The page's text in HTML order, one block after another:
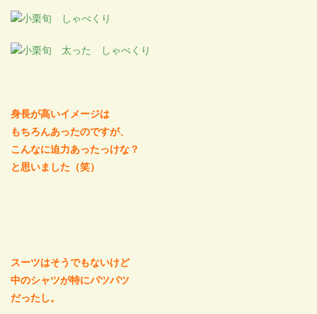
身長が高いイメージは
もちろんあったのですが、
こんなに迫力あったっけな？
と思いました（笑）
スーツはそうでもないけど
中のシャツが特にパツパツ
だったし。